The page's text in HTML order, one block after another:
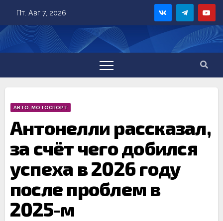
content
Пт. Авг 7, 2026
АВТО-МОТОСПОРТ
Антонелли рассказал,
за счёт чего добился
успеха в 2026 году
после проблем в
2025-м